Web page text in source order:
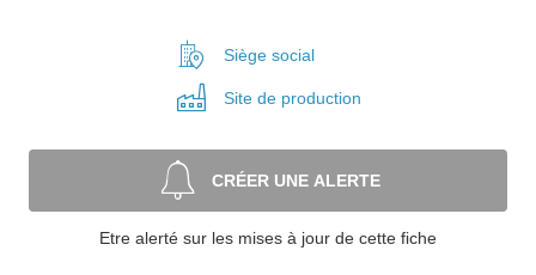
Siège social
Site de production
CRÉER UNE ALERTE
Etre alerté sur les mises à jour de cette fiche